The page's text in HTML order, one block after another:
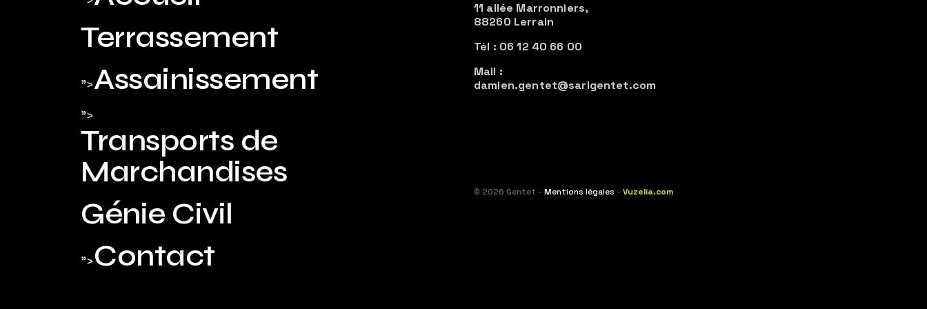
Terrassement
">Assainissement
">
Transports de
Marchandises
Génie Civil
">Contact
11 allée Marronniers,
88260 Lerrain
Tél : 06 12 40 66 00
Mail :
damien.gentet@sarlgentet.com
© 2026 Gentet - Mentions légales - Vuzelia.com